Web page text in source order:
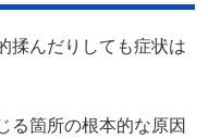
揉んだりしても症状は
る箇所の根本的な原因